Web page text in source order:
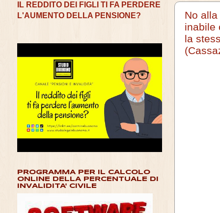
No
inabile
la
IL REDDITO DEI FIGLI TI FA PERDERE
L'AUMENTO DELLA PENSIONE?
PROGRAMMA PER IL CALCOLO
ONLINE DELLA PERCENTUALE DI
INVALIDITA' CIVILE